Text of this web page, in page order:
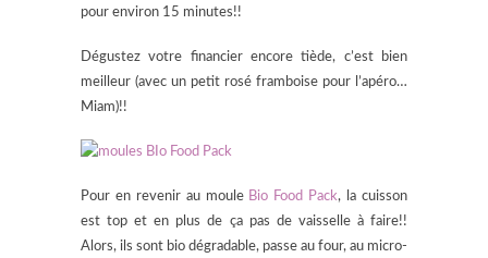
pour environ 15 minutes!!
Dégustez votre financier encore tiède, c’est bien
meilleur (avec un petit rosé framboise pour l’apéro…
Miam)!!
Pour en revenir au moule Bio Food Pack, la cuisson
est top et en plus de ça pas de vaisselle à faire!!
Alors, ils sont bio dégradable, passe au four, au micro-